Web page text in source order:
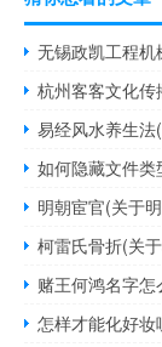
易经风水养生
如何隐藏文件类
明朝宦官(关于
柯雷氏骨折(关
赌王何鸿名字怎
怎样才能化好妆